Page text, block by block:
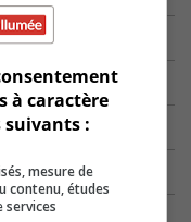
à caractère
suivants :
mesure de
contenu, études
services